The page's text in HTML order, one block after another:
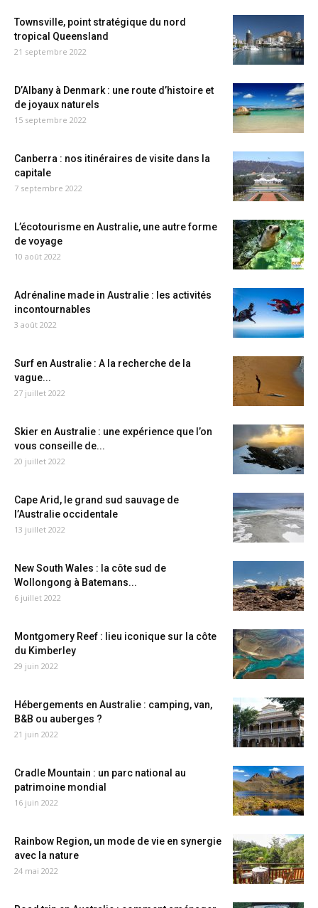
Townsville, point stratégique du nord
tropical Queensland
21 septembre 2022
D’Albany à Denmark : une route d’histoire et
de joyaux naturels
15 septembre 2022
Canberra : nos itinéraires de visite dans la
capitale
7 septembre 2022
L’écotourisme en Australie, une autre forme
de voyage
10 août 2022
Adrénaline made in Australie : les activités
incontournables
3 août 2022
Surf en Australie : A la recherche de la
vague...
27 juillet 2022
Skier en Australie : une expérience que l’on
vous conseille de...
20 juillet 2022
Cape Arid, le grand sud sauvage de
l’Australie occidentale
13 juillet 2022
New South Wales : la côte sud de
Wollongong à Batemans...
6 juillet 2022
Montgomery Reef : lieu iconique sur la côte
du Kimberley
29 juin 2022
Hébergements en Australie : camping, van,
B&B ou auberges ?
21 juin 2022
Cradle Mountain : un parc national au
patrimoine mondial
16 juin 2022
Rainbow Region, un mode de vie en synergie
avec la nature
24 mai 2022